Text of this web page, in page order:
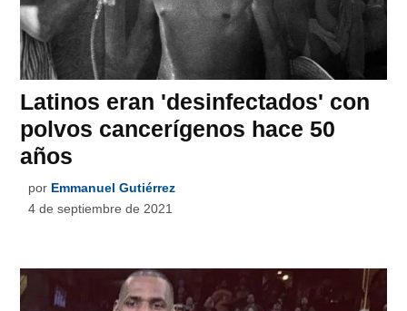
Latinos eran 'desinfectados' con
polvos cancerígenos hace 50
años
por Emmanuel Gutiérrez
4 de septiembre de 2021